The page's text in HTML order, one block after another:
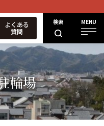
検索 MENU
よくある
質問
輪場